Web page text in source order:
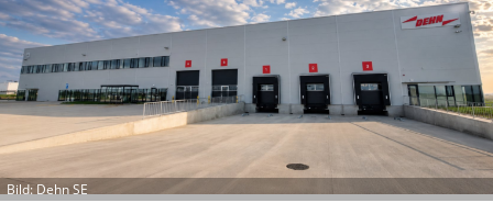
Bild: Dehn SE